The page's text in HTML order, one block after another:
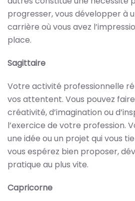
progresser, vous développer à
carrière où vous avez
place.
Sagittaire
Votre activité professionnelle
vos attentent. Vous pouvez
créativité, d’imagination ou
l’exercice de votre profession.
une idée ou un projet qui vous
vous espérez bien proposer,
pratique au plus vite.
Capricorne